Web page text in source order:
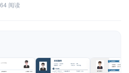
阅读